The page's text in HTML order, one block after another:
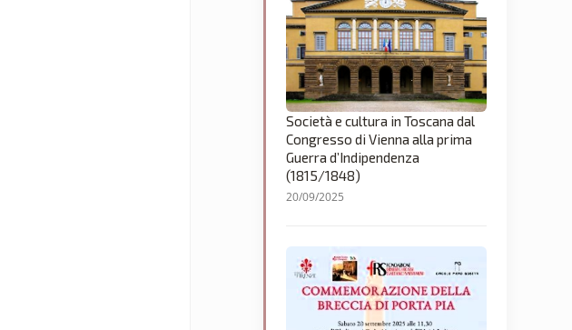
Società e cultura in Toscana dal
Congresso di Vienna alla prima
Guerra d’Indipendenza
(1815/1848)
20/09/2025